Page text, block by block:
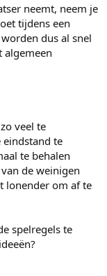
neemt, neem je
tijdens een
dus al snel
algemeen
veel te
eindstand te
te behalen
de weinigen
lonender om af te
spelregels te